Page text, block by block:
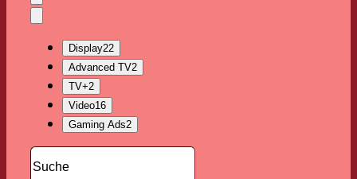
Auswahl
löschen
Dropdown
öffnen
Display22
Advanced TV2
TV+2
Video16
Gaming Ads2